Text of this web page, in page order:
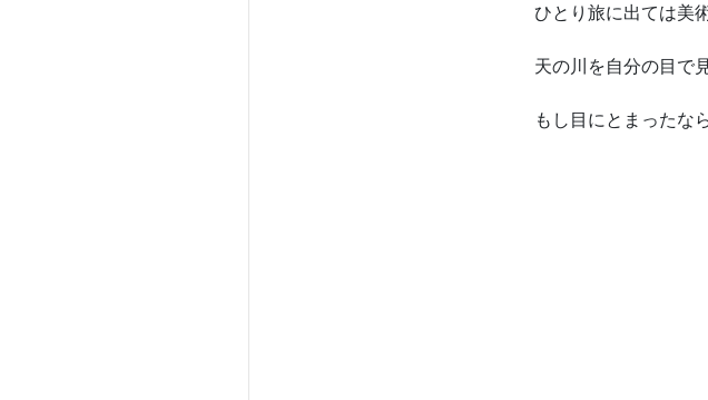
ひとり旅に出ては美
天の川を自分の目で
もし目にとまったな